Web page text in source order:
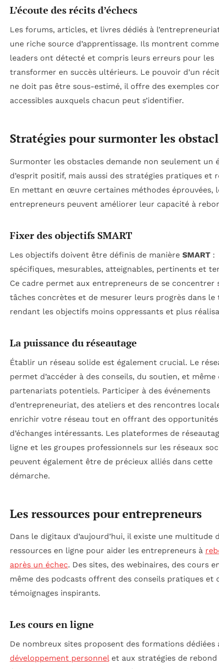
L’écoute des récits d’échecs
Les forums, articles, et livres dédiés à
une riche source d’apprentissage. Ils montrent
leaders ont détecté et compris leurs erreurs pour les
transformer en succès ultérieurs. Le pouvoir d’un
ne doit pas être sous-estimé, il offre des exemples
accessibles auxquels chacun peut s’identifier.
Stratégies pour surmonter les
Surmonter les obstacles demande non seulement un
d’esprit positif, mais aussi des stratégies pratiques et
En mettant en œuvre certaines méthodes éprouvées,
entrepreneurs peuvent améliorer leur capacité à
Fixer des objectifs SMART
Les objectifs doivent être définis de manière SMART :
spécifiques, mesurables, atteignables, pertinents et
Ce cadre permet aux entrepreneurs de se concentrer
tâches concrètes et de mesurer leurs progrès dans le
rendant les objectifs moins oppressants et plus
La puissance du réseautage
Établir un réseau solide est également crucial. Le
permet d’accéder à des conseils, du soutien, et même
partenariats potentiels. Participer à des événements
d’entrepreneuriat, des ateliers et des rencontres
enrichir votre réseau tout en offrant des opportunités
d’échanges intéressants. Les plateformes de
ligne et les groupes professionnels sur les réseaux
peuvent également être de précieux alliés dans cette
démarche.
Les ressources pour entrepreneurs
Dans le digitaux d’aujourd’hui, il existe une multitude
ressources en ligne pour aider les entrepreneurs à
après un échec. Des sites, des webinaires, des cours
même des podcasts offrent des conseils pratiques et
témoignages inspirants.
Les cours en ligne
De nombreux sites proposent des formations dédiées
développement personnelet aux stratégies de rebond